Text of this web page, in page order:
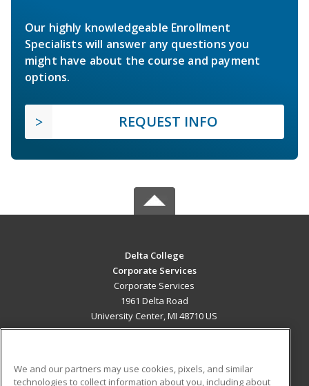
Our highly knowledgeable Enrollment
Specialists will answer any questions you
might have about the course and payment
options.
REQUEST INFO
Delta College
Corporate Services
Corporate Services
1961 Delta Road
University Center, MI 48710 US
We and our partners may use cookies, pixels, and similar
technologies to collect information about you, including about